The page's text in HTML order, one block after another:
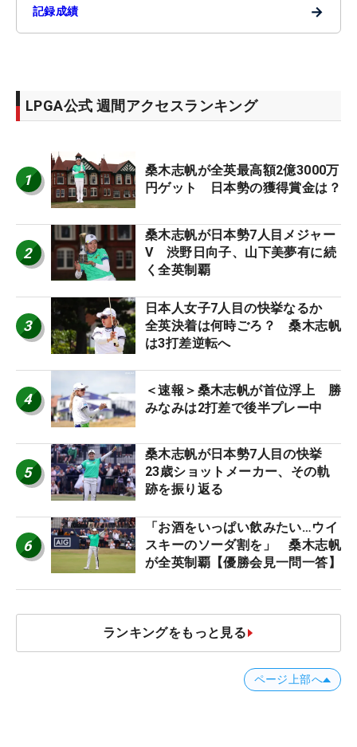
記録成績 →
LPGA公式 週間アクセスランキング
1
桑木志帆が全英最高額2億3000万
円ゲット 日本勢の獲得賞金は？
2
桑木志帆が日本勢7人目メジャー
V 渋野日向子、山下美夢有に続
く全英制覇
3
日本人女子7人目の快挙なるか
全英決着は何時ごろ？ 桑木志帆
は3打差逆転へ
4
＜速報＞桑木志帆が首位浮上 勝
みなみは2打差で後半プレー中
5
桑木志帆が日本勢7人目の快挙
23歳ショットメーカー、その軌
跡を振り返る
6
「お酒をいっぱい飲みたい…ウイ
スキーのソーダ割を」 桑木志帆
が全英制覇【優勝会見一問一答】
ランキングをもっと見る
ページ上部へ